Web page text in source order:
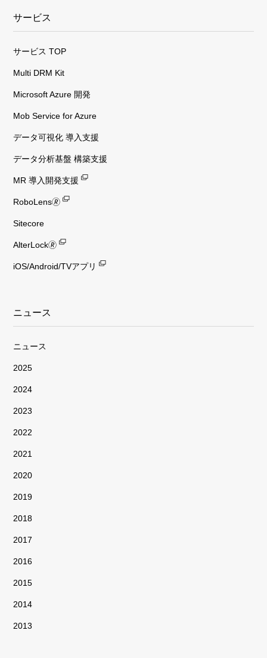
サービス
サービス TOP
Multi DRM Kit
Microsoft Azure 開発
Mob Service for Azure
データ可視化 導入支援
データ分析基盤 構築支援
MR 導入開発支援
RoboLens🄬
Sitecore
AlterLock🄬
iOS/Android/TVアプリ
ニュース
ニュース
2025
2024
2023
2022
2021
2020
2019
2018
2017
2016
2015
2014
2013